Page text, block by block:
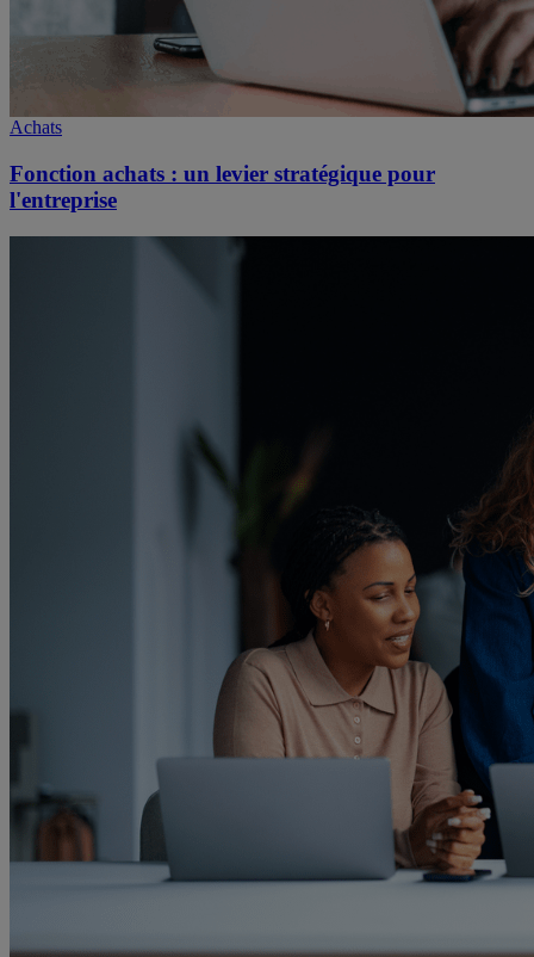
Achats
Fonction achats : un levier stratégique pour
l'entreprise